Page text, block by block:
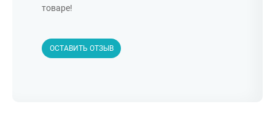
товаре!
ОСТАВИТЬ ОТЗЫВ